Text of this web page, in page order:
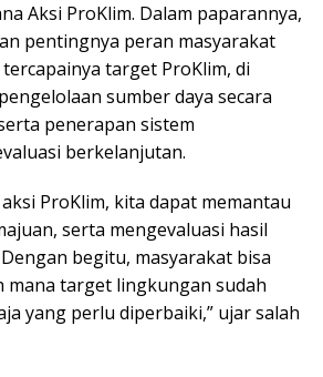
Aksi ProKlim. Dalam paparannya,
pentingnya peran masyarakat
target ProKlim, di
sumber daya secara
penerapan sistem
berkelanjutan.
ProKlim, kita dapat memantau
serta mengevaluasi hasil
begitu, masyarakat bisa
mana target lingkungan sudah
yang perlu diperbaiki,” ujar salah